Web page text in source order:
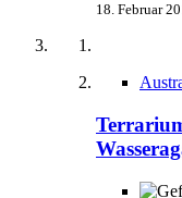
18. Februar